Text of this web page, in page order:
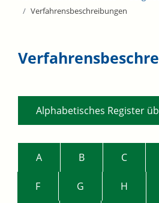
Verfahrensbeschreibungen
Alphabetisches Register
A B C
F G H